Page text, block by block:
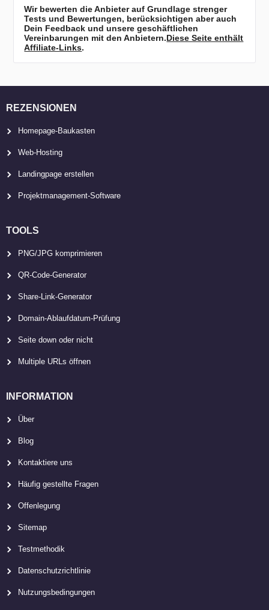
Wir bewerten die Anbieter auf Grundlage strenger
Tests und Bewertungen, berücksichtigen aber auch
Dein Feedback und unsere geschäftlichen
Vereinbarungen mit den Anbietern.Diese Seite enthält
Affiliate-Links.
REZENSIONEN
Homepage-Baukasten
Web-Hosting
Landingpage erstellen
Projektmanagement-Software
TOOLS
PNG/JPG komprimieren
QR-Code-Generator
Share-Link-Generator
Domain-Ablaufdatum-Prüfung
Seite down oder nicht
Multiple URLs öffnen
INFORMATION
Über
Blog
Kontaktiere uns
Häufig gestellte Fragen
Offenlegung
Sitemap
Testmethodik
Datenschutzrichtlinie
Nutzungsbedingungen